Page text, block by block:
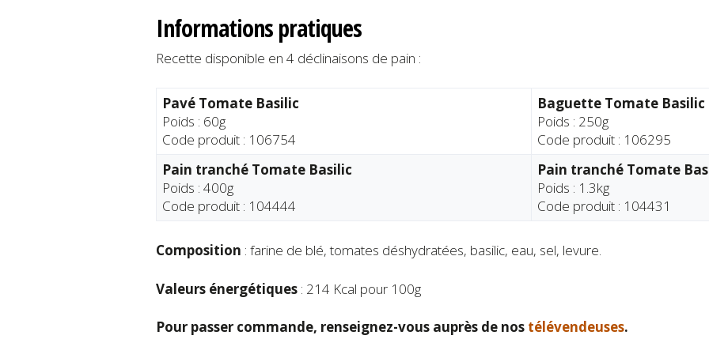
Informations pratiques
Recette disponible en 4 déclinaisons de pain :
Pavé Tomate Basilic
Poids : 60g
Code produit : 106754
Baguette Tomate Basilic
Poids : 250g
Code produit : 106295
Pain tranché Tomate Basilic
Poids : 400g
Code produit : 104444
Pain tranché Tomate
Poids : 1.3kg
Code produit : 104431
Composition : farine de blé, tomates déshydratées, basilic, eau, sel, levure.
Valeurs énergétiques : 214 Kcal pour 100g
Pour passer commande, renseignez-vous auprès de nos télévendeuses.